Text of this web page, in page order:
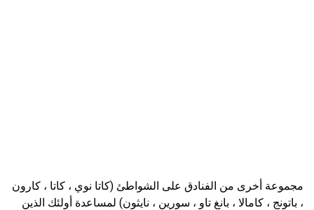
مجموعة أخرى من الفنادق على الشواطئ (كاتا نوي ، كاتا ، كارون
، باتونج ، كامالا ، بانغ تاو ، سورين ، نايثون) لمساعدة أولئك الذين